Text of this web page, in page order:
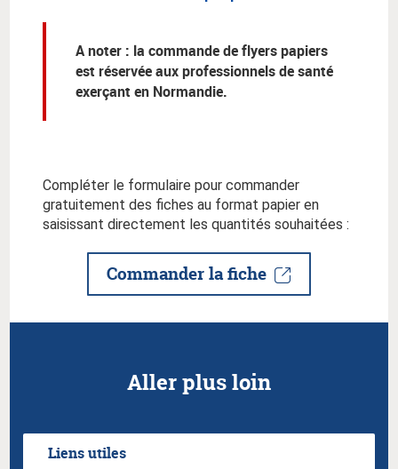
A noter : la commande de flyers papiers
est réservée aux professionnels de santé
exerçant en Normandie.
Compléter le formulaire pour commander
gratuitement des fiches au format papier en
saisissant directement les quantités souhaitées :
Commander la fiche
Aller plus loin
Liens utiles